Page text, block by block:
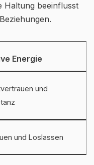
Haltung beeinflusst
Energie
und
und Loslassen